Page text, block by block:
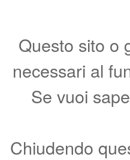
Questo sito o
necessari al
Se vuoi
Chiudendo